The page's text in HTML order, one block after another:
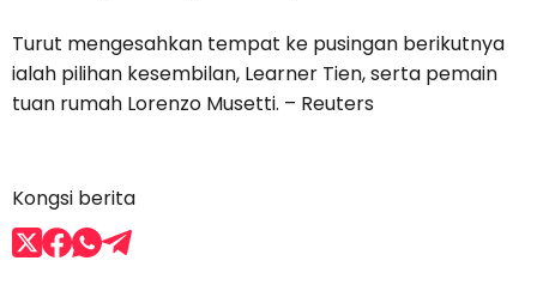
Turut mengesahkan tempat ke pusingan berikutnya
ialah pilihan kesembilan, Learner Tien, serta pemain
tuan rumah Lorenzo Musetti. – Reuters
Kongsi berita